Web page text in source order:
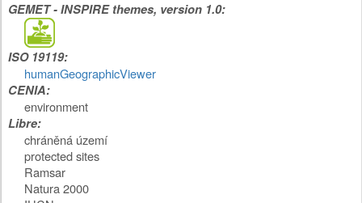
GEMET - INSPIRE themes, version 1.0:
ISO 19119:
humanGeographicViewer
CENIA:
environment
Libre:
chráněná území
protected sites
Ramsar
Natura 2000